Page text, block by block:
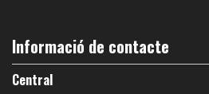
Informació de contacte
Central